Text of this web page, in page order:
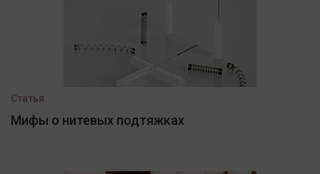
Статья
Мифы о нитевых подтяжках